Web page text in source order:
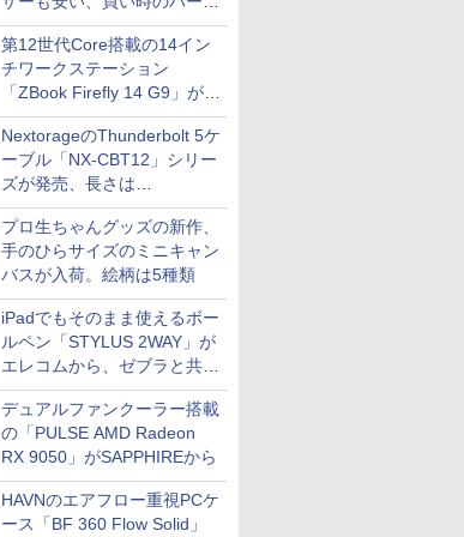
は？【8月7日(金)22時配信】
第12世代Core搭載の14イン
チワークステーション
「ZBook Firefly 14 G9」が
79,800円！秋葉原で中古PC
セール
NextorageのThunderbolt 5ケ
ーブル「NX-CBT12」シリー
ズが発売、長さは
30cm/50cm/1mの3種類
プロ生ちゃんグッズの新作、
手のひらサイズのミニキャン
バスが入荷。絵柄は5種類
iPadでもそのまま使えるボー
ルペン「STYLUS 2WAY」が
エレコムから、ゼブラと共同
開発
デュアルファンクーラー搭載
の「PULSE AMD Radeon
RX 9050」がSAPPHIREから
HAVNのエアフロー重視PCケ
ース「BF 360 Flow Solid」